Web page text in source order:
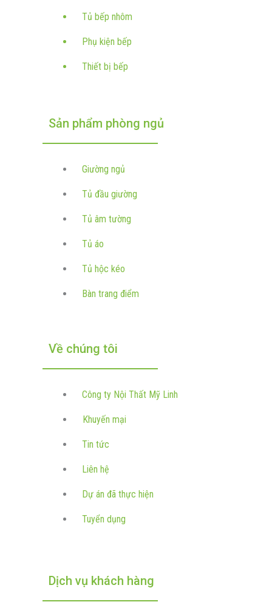
Tủ bếp nhôm
Phụ kiện bếp
Thiết bị bếp
Sản phẩm phòng ngủ
Giường ngủ
Tủ đầu giường
Tủ âm tường
Tủ áo
Tủ hộc kéo
Bàn trang điểm
Về chúng tôi
Công ty Nội Thất Mỹ Linh
Khuyến mại
Tin tức
Liên hệ
Dự án đã thực hiện
Tuyển dụng
Dịch vụ khách hàng